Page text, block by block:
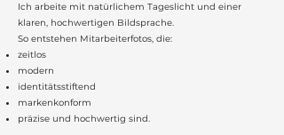
Ich arbeite mit natürlichem Tageslicht und einer
klaren, hochwertigen Bildsprache.
So entstehen Mitarbeiterfotos, die:
zeitlos
modern
identitätsstiftend
markenkonform
präzise und hochwertig sind.